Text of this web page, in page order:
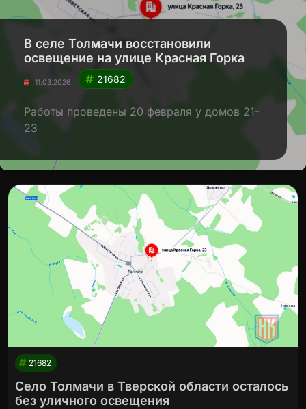
В селе Толмачи восстановили
освещение на улице Красная Горка
11.03.2026 21682
Работы проведены 20 февраля у домов 21-
23
21682
Село Толмачи в Тверской области осталось
без уличного освещения